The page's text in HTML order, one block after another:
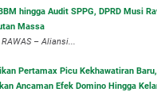
hingga Audit SPPG, DPRD Musi
Massa
RAWAS – Aliansi...
Pertamax Picu Kekhawatiran
Ancaman Efek Domino Hingga